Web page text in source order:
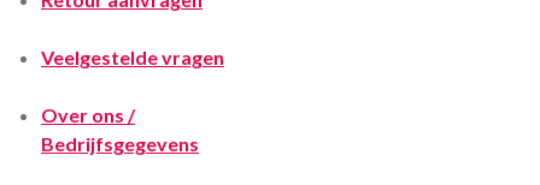
Veelgestelde vragen
Over ons /
Bedrijfsgegevens